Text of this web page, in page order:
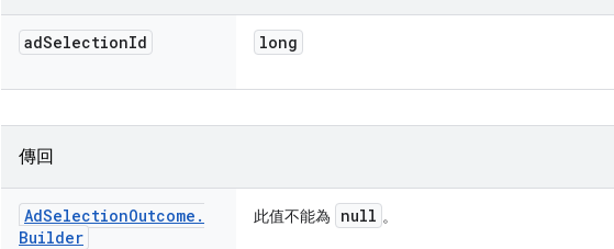
adSelectionId long
傳回
AdSelectionOutcome .
Builder
此值不能為 null 。